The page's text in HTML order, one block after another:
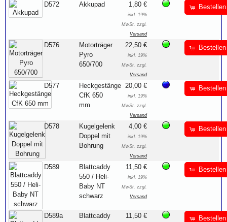
D572 Akkupad 1,80 €
inkl. 19%
MwSt. zzgl.
Versand
Bestellen
D576
Motorträger
Pyro
650/700
22,50 €
inkl. 19%
MwSt. zzgl.
Versand
Bestellen
D577
Heckgestänge
CfK 650
mm
20,00 €
inkl. 19%
MwSt. zzgl.
Versand
Bestellen
D578
Kugelgelenk
Doppel mit
Bohrung
4,00 €
inkl. 19%
MwSt. zzgl.
Versand
Bestellen
D589
Blattcaddy
550 / Heli-
Baby NT
schwarz
11,50 €
inkl. 19%
MwSt. zzgl.
Versand
Bestellen
D589a
Blattcaddy
11,50 € Bestellen